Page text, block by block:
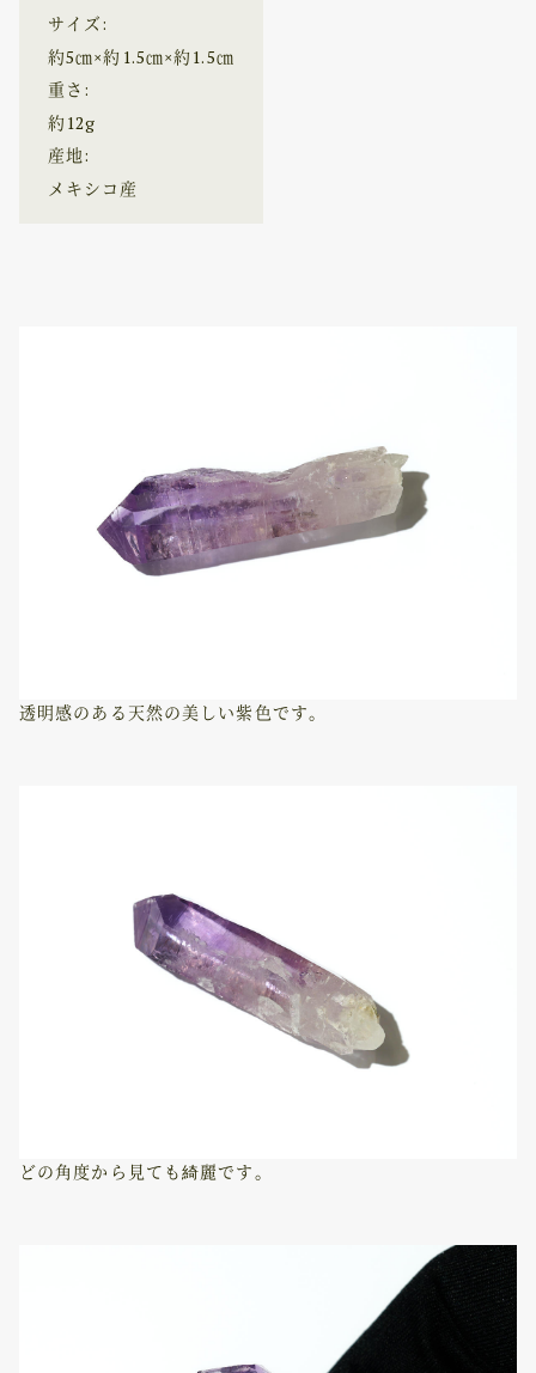
サイズ:
約5㎝×約1.5㎝×約1.5㎝
重さ:
約12g
産地:
メキシコ産
透明感のある天然の美しい紫色です。
どの角度から見ても綺麗です。